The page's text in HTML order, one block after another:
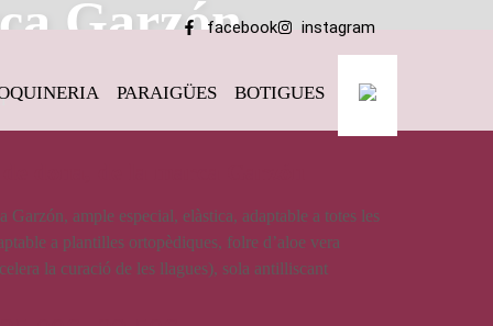
facebook instagram
PARAIGÜES BOTIGUES
Garzón
Garzón, ample especial, elàstica, adaptable a totes les
a plantilles ortopèdiques, folre d’aloe vera
la curació de les llagues), sola antilliscant